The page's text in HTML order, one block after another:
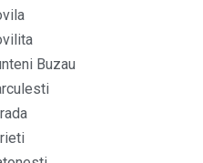
Buzau